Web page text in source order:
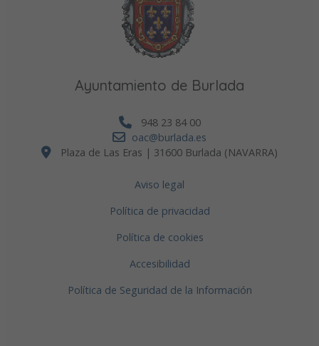
Ayuntamiento de Burlada
948 23 84 00
oac@burlada.es
Plaza de Las Eras | 31600 Burlada (NAVARRA)
Aviso legal
Política de privacidad
Política de cookies
Accesibilidad
Política de Seguridad de la Información